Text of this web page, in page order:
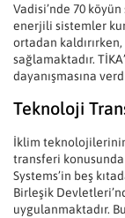
Vadisi’nde 70
enerjili sistemler
ortadan
sağlamaktadır.
dayanışmasına
Teknoloji
İklim
transferi
Systems’in beş
Birleşik
uygulanmaktadır.